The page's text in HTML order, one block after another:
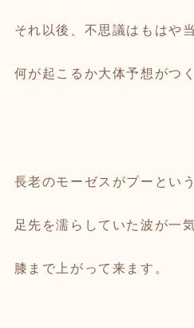
それ以後、不思議はもはや
何が起こるか大体予想がつ
長老のモーゼスがプーとい
足先を濡らしていた波が一
膝まで上がって来ます。